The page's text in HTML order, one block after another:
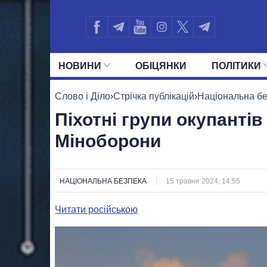
НОВИНИ ОБIЦЯНКИ ПОЛIТИКИ
УСІ ПОЛІТИКИ ПРЕЗИДЕНТ І
Слово і Діло›Стрічка публікацій›Національна
Піхотні групи
Міноборони
НАЦІОНАЛЬНА БЕЗПЕКА 15 травня 2024, 14:55
Читати російською